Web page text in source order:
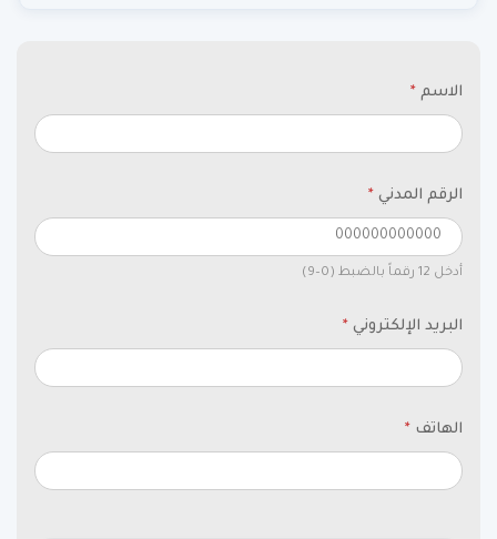
الاسم *
الرقم المدني *
أدخل 12 رقماً بالضبط (0–9)
البريد الإلكتروني *
الهاتف *